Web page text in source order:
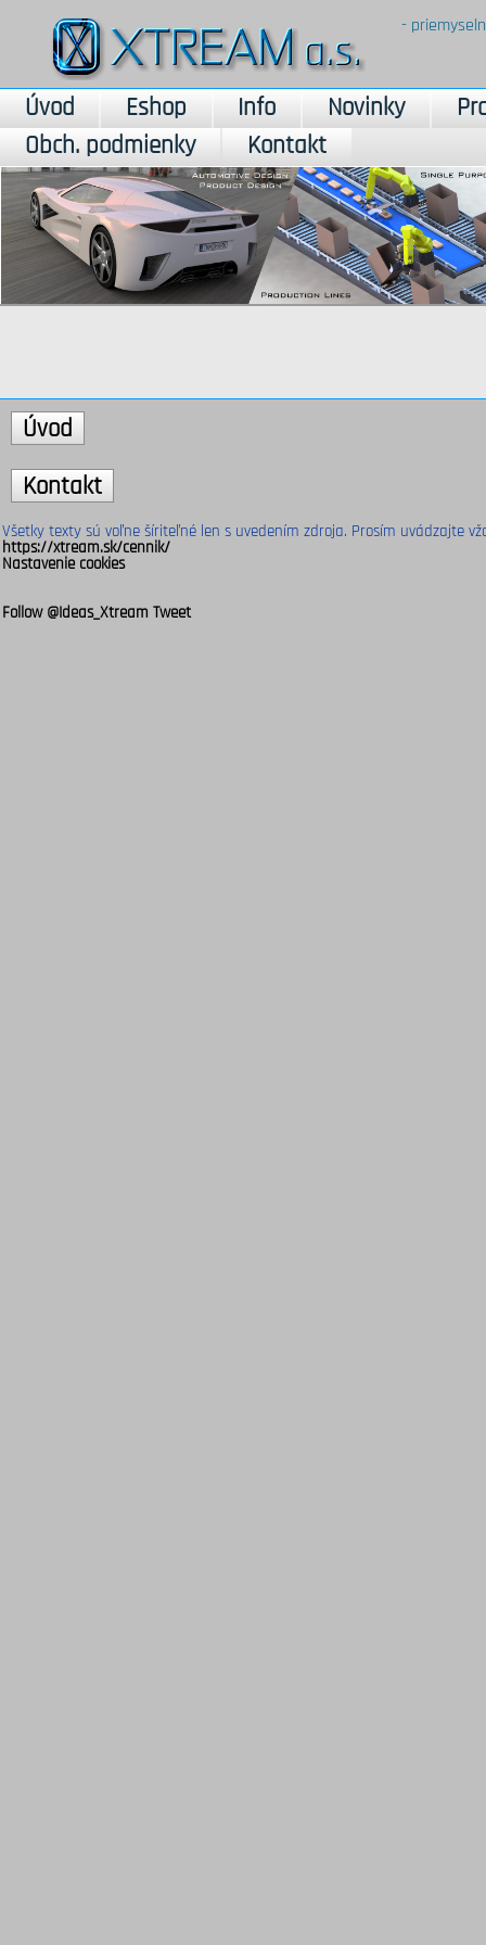
-
Úvod Eshop Info Novinky
Obch. podmienky
Kontakt
Úvod
Kontakt
Všetky texty sú voľne šíriteľné len s uvedením zdroja. Prosím uvádzajte
https://xtream.sk/cennik/
Nastavenie cookies
Follow @Ideas_Xtream Tweet